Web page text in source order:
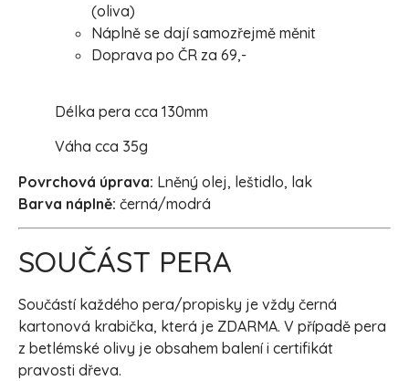
(oliva)
Náplně se dají samozřejmě měnit
Doprava po ČR za 69,-
Délka pera cca 130mm
Váha cca 35g
Povrchová úprava: Lněný olej, leštidlo, lak
Barva náplně: černá/modrá
SOUČÁST PERA
Součástí každého pera/propisky je vždy černá
kartonová krabička, která je ZDARMA. V případě pera
z betlémské olivy je obsahem balení i certifikát
pravosti dřeva.